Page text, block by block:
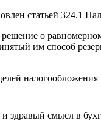
статьей 324.1
о
им способ
здравый смысл в